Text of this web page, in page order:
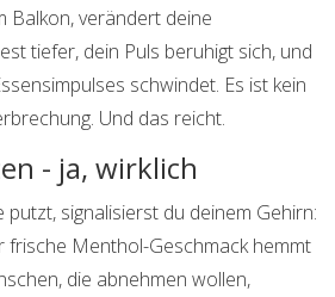
Balkon, verändert deine
tiefer, dein Puls beruhigt sich, und
schwindet. Es ist kein
Und das reicht.
- ja, wirklich
signalisierst du deinem Gehirn:
Menthol-Geschmack hemmt
die abnehmen wollen,